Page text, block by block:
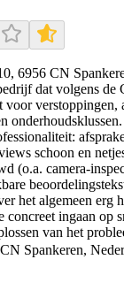
6956 CN
dat volgens de
verstoppingen,
schoon en
(o.a. camera-
het algemeen erg
concreet ingaan op
van het
Spankeren,